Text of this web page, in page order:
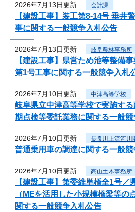
2026年7月13日更新 会計課
【建設工事】装工第8-14号 垂井
事に関する一般競争入札公告
2026年7月13日更新 岐阜農林事務所
【建設工事】県営ため池等整備
第1号工事に関する一般競争入札
2026年7月10日更新 中津高等学校
岐阜県立中津高等学校で実施す
期点検等委託業務に関する一般
2026年7月10日更新 長良川上流河川
普通乗用車の調達に関する一般
2026年7月10日更新 高山土木事務所
【建設工事】第委維単橋全1号
（MEを活用した小規模橋梁等の
関する一般競争入札公告